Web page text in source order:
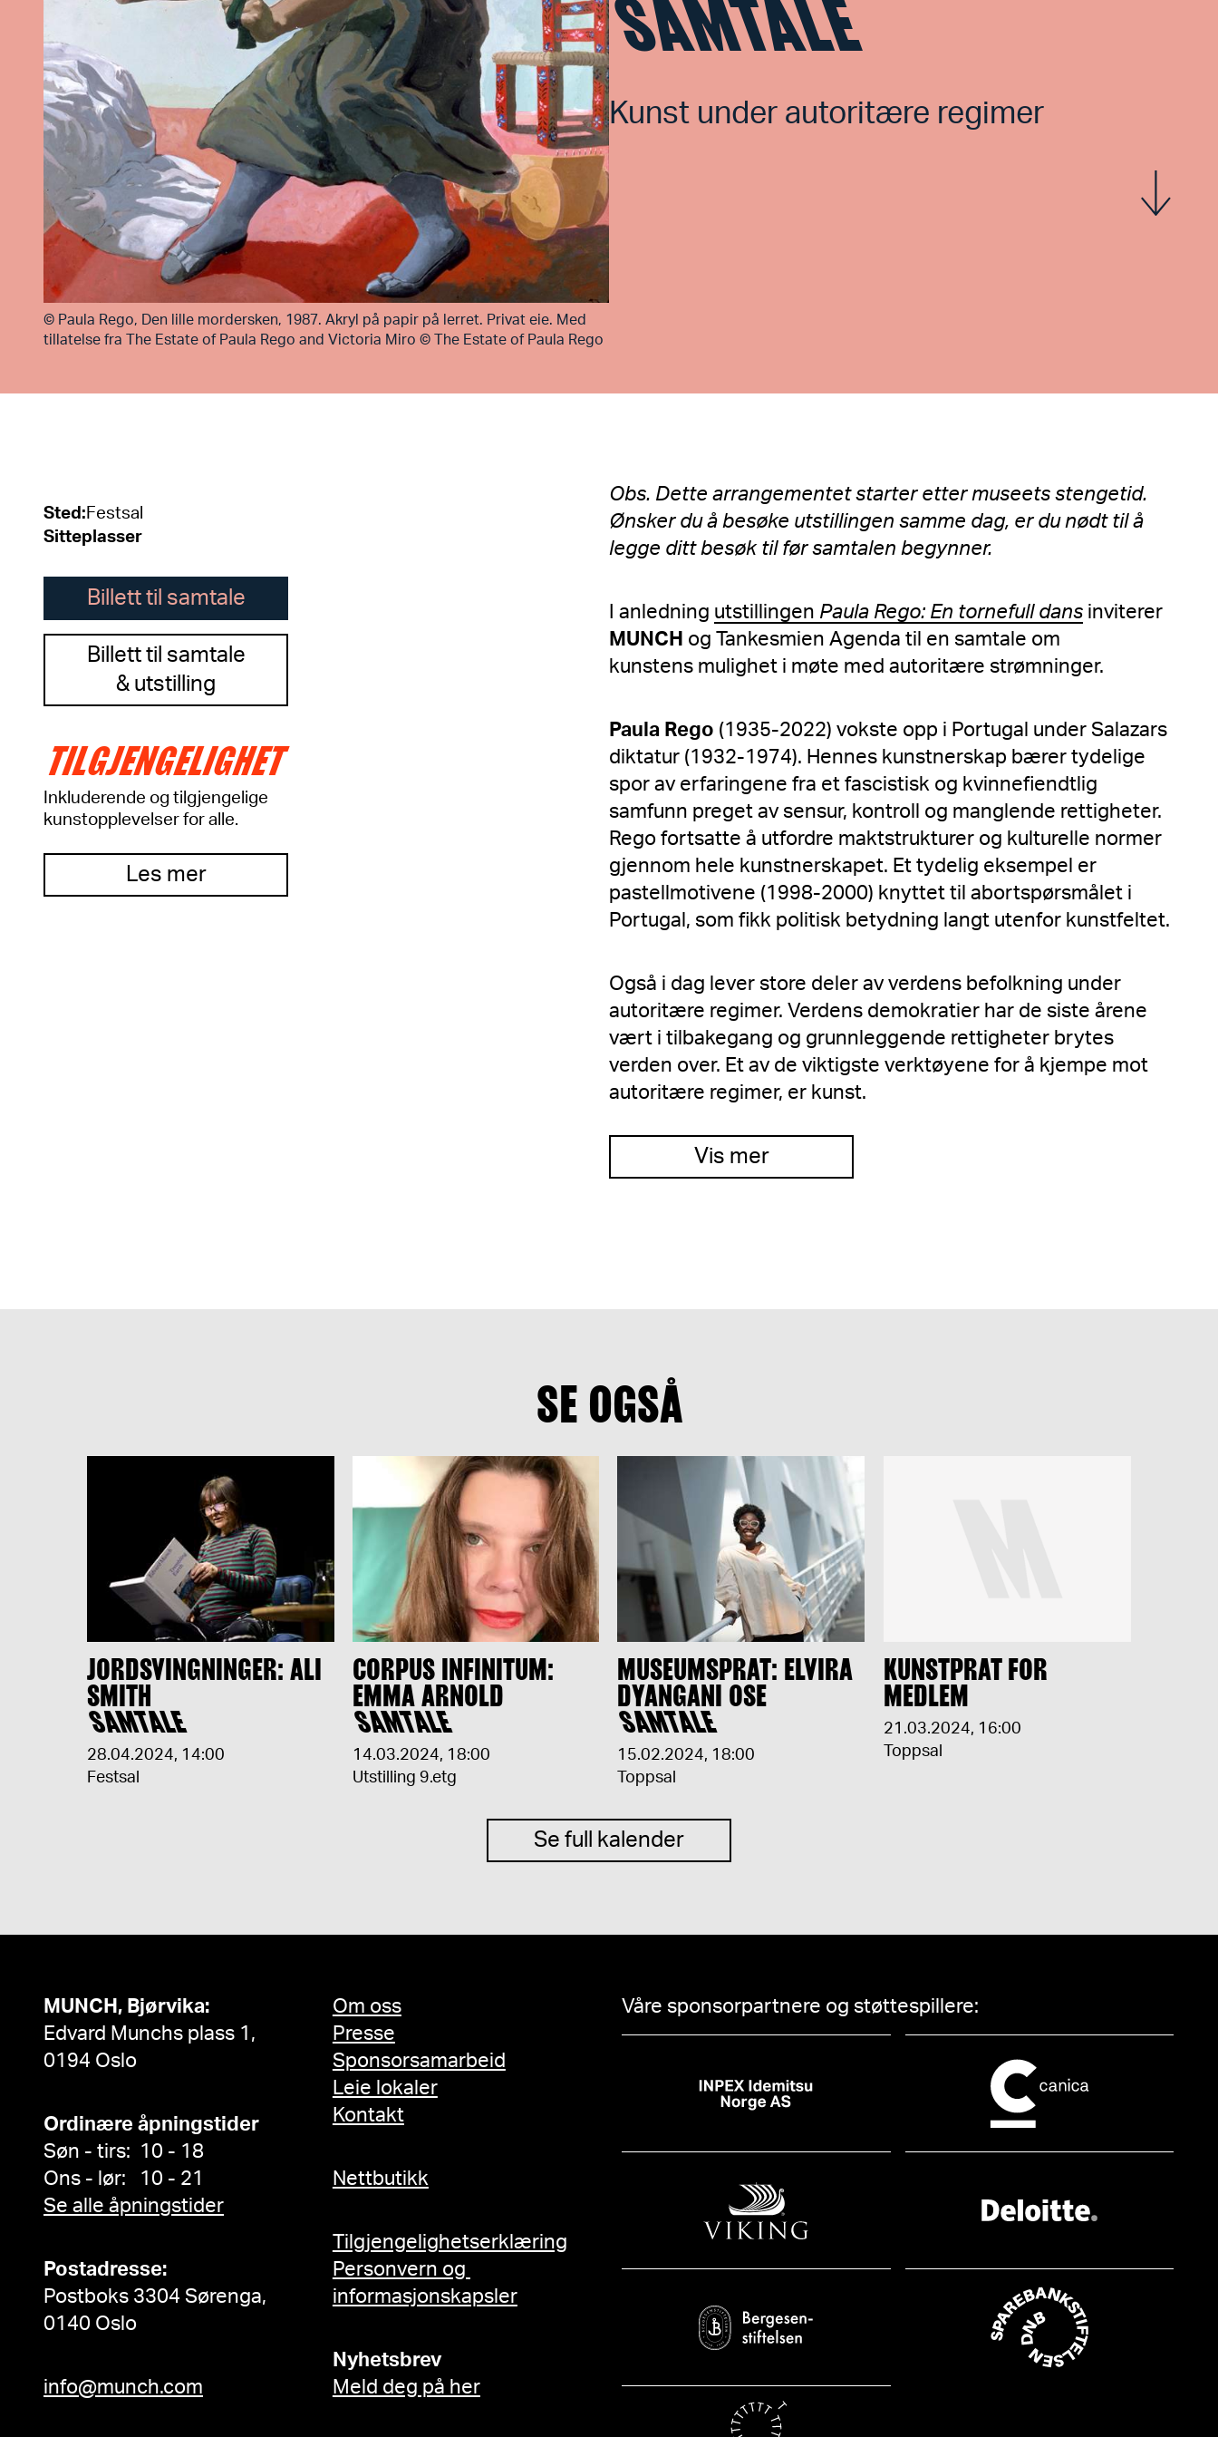
SAMTALE
Kunst under autoritære regimer
Vis mer
© Paula Rego, Den lille mordersken, 1987. Akryl på papir på lerret. Privat eie. Med
tillatelse fra The Estate of Paula Rego and Victoria Miro © The Estate of Paula Rego
Sted : Festsal
Sitteplasser
Billett til samtale
Billett til samtale
& utstilling
TILGJENGELIGHET
Inkluderende og tilgjengelige
kunstopplevelser for alle.
Les mer
Obs. Dette arrangementet starter etter museets stengetid.
Ønsker du å besøke utstillingen samme dag, er du nødt til å
legge ditt besøk til før samtalen begynner.
I anledning utstillingen Paula Rego: En tornefull dans inviterer
MUNCH og Tankesmien Agenda til en samtale om
kunstens mulighet i møte med autoritære strømninger.
Paula Rego (1935-2022) vokste opp i Portugal under Salazars
diktatur (1932-1974). Hennes kunstnerskap bærer tydelige
spor av erfaringene fra et fascistisk og kvinnefiendtlig
samfunn preget av sensur, kontroll og manglende rettigheter.
Rego fortsatte å utfordre maktstrukturer og kulturelle normer
gjennom hele kunstnerskapet. Et tydelig eksempel er
pastellmotivene (1998-2000) knyttet til abortspørsmålet i
Portugal, som fikk politisk betydning langt utenfor kunstfeltet.
Også i dag lever store deler av verdens befolkning under
autoritære regimer. Verdens demokratier har de siste årene
vært i tilbakegang og grunnleggende rettigheter brytes
verden over. Et av de viktigste verktøyene for å kjempe mot
autoritære regimer, er kunst.
Vis mer
SE OGSÅ
JORDSVINGNINGER: ALI
SMITH
SAMTALE
28.04.2024, 14:00
Festsal
CORPUS INFINITUM:
EMMA ARNOLD
SAMTALE
14.03.2024, 18:00
Utstilling 9.etg
MUSEUMSPRAT: ELVIRA
DYANGANI OSE
SAMTALE
15.02.2024, 18:00
Toppsal
KUNSTPRAT FOR
MEDLEM
21.03.2024, 16:00
Toppsal
Se full kalender
MUNCH, Bjørvika:
Edvard Munchs plass 1,
0194 Oslo
Ordinære åpningstider
Søn - tirs: 10 - 18
Ons - lør: 10 - 21
Se alle åpningstider
Postadresse:
Postboks 3304 Sørenga,
0140 Oslo
info@munch.com
Om oss
Presse
Sponsorsamarbeid
Leie lokaler
Kontakt
Nettbutikk
Tilgjengelighetserklæring
Personvern og
informasjonskapsler
Nyhetsbrev
Meld deg på her
Våre sponsorpartnere og støttespillere: